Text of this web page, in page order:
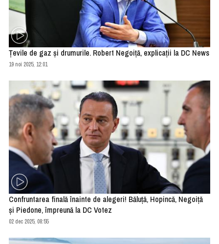
Țevile de gaz și drumurile. Robert Negoiță, explicații la DC News
19 noi 2025, 12:01
Confruntarea finală înainte de alegeri! Băluță, Hopincă, Negoiță
și Piedone, împreună la DC Votez
02 dec 2025, 08:55